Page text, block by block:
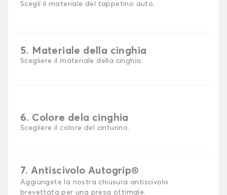
Scegli il materiale del tappetino auto.
5. Materiale della cinghia
Scegliere il materiale della cinghia.
6. Colore dela cinghia
Scegliere il colore del cinturino.
7. Antiscivolo Autogrip®
Aggiungete la nostra chiusura antiscivolo
brevettata per una presa ottimale.